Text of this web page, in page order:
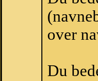
over
Du